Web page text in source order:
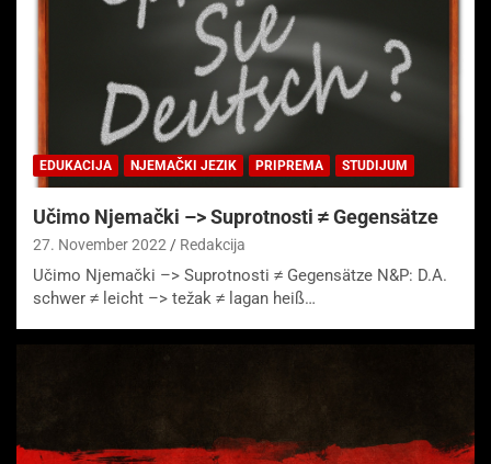
EDUKACIJA NJEMAČKI JEZIK PRIPREMA STUDIJUM
Učimo Njemački –> Suprotnosti ≠ Gegensätze
27. November 2022 Redakcija
Učimo Njemački –> Suprotnosti ≠ Gegensätze N&P: D.A.
schwer ≠ leicht –> težak ≠ lagan heiß…